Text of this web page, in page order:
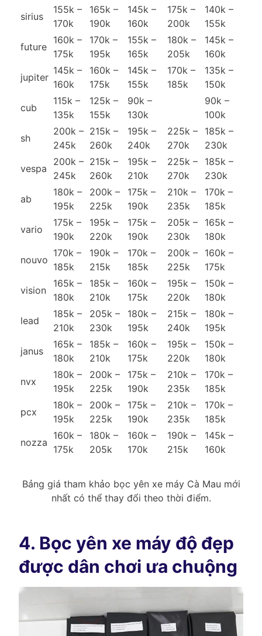
sirius
155k –
170k
165k –
190k
145k –
160k
175k –
200k
140k –
155k
future
160k –
175k
170k –
195k
155k –
165k
180k –
205k
145k –
160k
jupiter
145k –
160k
160k –
175k
145k –
155k
170k –
185k
135k –
150k
cub
115k –
135k
125k –
155k
90k –
130k
90k –
100k
sh
200k –
245k
215k –
260k
195k –
240k
225k –
270k
185k –
230k
vespa
200k –
245k
215k –
260k
195k –
210k
225k –
270k
185k –
230k
ab
180k –
195k
200k –
225k
175k –
190k
210k –
235k
170k –
185k
vario
175k –
190k
195k –
220k
175k –
190k
205k –
230k
165k –
180k
nouvo
170k –
185k
190k –
215k
170k –
185k
200k –
225k
160k –
175k
vision
165k –
180k
185k –
210k
160k –
175k
195k –
220k
150k –
180k
lead
185k –
210k
205k –
230k
180k –
195k
215k –
240k
180k –
195k
janus
165k –
180k
185k –
210k
160k –
175k
195k –
220k
150k –
180k
nvx
180k –
195k
200k –
225k
175k –
190k
210k –
235k
170k –
185k
pcx
180k –
195k
200k –
225k
175k –
190k
210k –
235k
170k –
185k
nozza
160k –
175k
180k –
205k
160k –
170k
190k –
215k
145k –
160k
Bảng giá tham khảo bọc yên xe máy Cà Mau mới
nhất có thể thay đổi theo thời điểm.
4. Bọc yên xe máy độ đẹp
được dân chơi ưa chuộng